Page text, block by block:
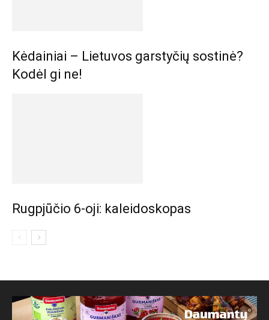
Kėdainiai – Lietuvos garstyčių sostinė?
Kodėl gi ne!
Rugpjūčio 6-oji: kaleidoskopas